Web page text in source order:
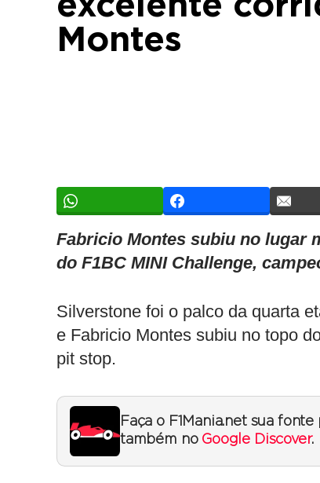
Montes
Fabricio Montes subiu no lugar
do F1BC MINI Challenge,
Silverstone foi o palco da quarta
e Fabricio Montes subiu no topo
pit stop.
Faça o F1Mania.net sua
também no Google Discover.